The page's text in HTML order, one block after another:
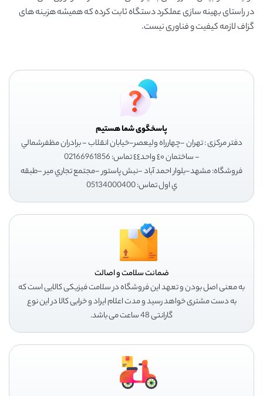
در راستای بهینه سازی عملکرد دستگاه ثابت کرده که همیشه هزینه های
گزاف لازمه کیفیت و فناوری نیست.
پاسخگوی شما هستیم
دفتر مرکزی : تهران -چهارراه وليعصر-خيابان انقلاب - برادران مظفرشمالي
- ساختمان ٤٠ واحد٤٤ تماس: 02166961856
فروشگاه: مشهد-بلوار احمد آباد -نبش پاستور -مجتمع تجاري مير -طبقه
ي اول تماس: 05134000400
ضمانت سلامت و اصالت
به معنی اصل بودن و تعهد این فروشگاه در سلامت فیزیکی کالایی است که
به دست مشتری خواهد رسید و مدت اعلام ایراد و خرابی کالا در این نوع
گارانتی 48 ساعت می باشد.